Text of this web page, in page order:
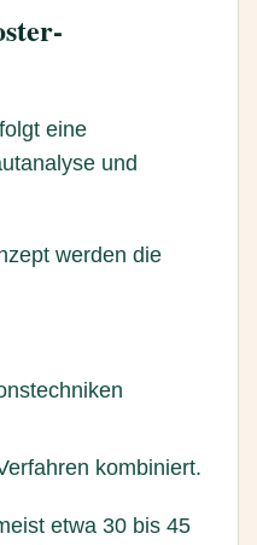
eine
und
werden die
kombiniert.
etwa 30 bis 45